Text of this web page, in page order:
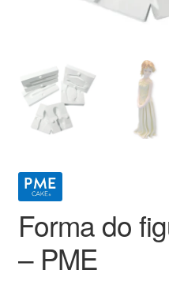
Forma do
– PME